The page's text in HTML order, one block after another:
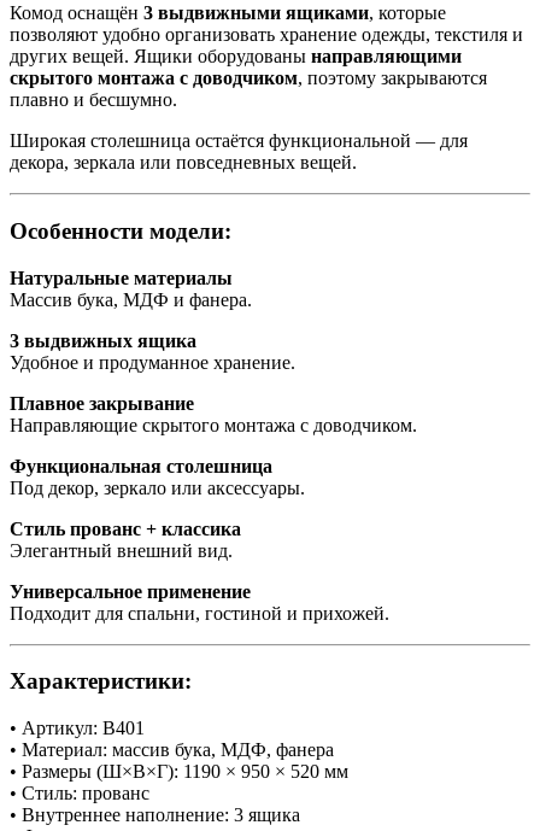
Комод оснащён 3 выдвижными ящиками, которые
позволяют удобно организовать хранение одежды, текстиля и
других вещей. Ящики оборудованы направляющими
скрытого монтажа с доводчиком, поэтому закрываются
плавно и бесшумно.
Широкая столешница остаётся функциональной — для
декора, зеркала или повседневных вещей.
Особенности модели:
Натуральные материалы
Массив бука, МДФ и фанера.
3 выдвижных ящика
Удобное и продуманное хранение.
Плавное закрывание
Направляющие скрытого монтажа с доводчиком.
Функциональная столешница
Под декор, зеркало или аксессуары.
Стиль прованс + классика
Элегантный внешний вид.
Универсальное применение
Подходит для спальни, гостиной и прихожей.
Характеристики:
• Артикул: В401
• Материал: массив бука, МДФ, фанера
• Размеры (Ш×В×Г): 1190 × 950 × 520 мм
• Стиль: прованс
• Внутреннее наполнение: 3 ящика